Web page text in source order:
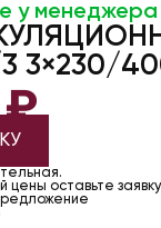
у менеджера
3×230/
₽
цены оставьте